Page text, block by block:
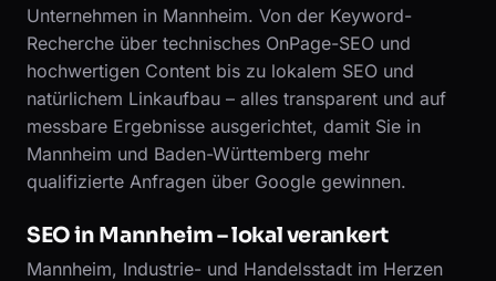
Unternehmen in Mannheim. Von der Keyword-
Recherche über technisches OnPage-SEO und
hochwertigen Content bis zu lokalem SEO und
natürlichem Linkaufbau – alles transparent und auf
messbare Ergebnisse ausgerichtet, damit Sie in
Mannheim und Baden-Württemberg mehr
qualifizierte Anfragen über Google gewinnen.
SEO in Mannheim – lokal verankert
Mannheim, Industrie- und Handelsstadt im Herzen